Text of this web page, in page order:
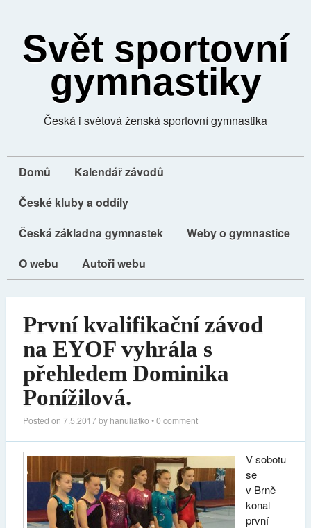
Svět sportovní
gymnastiky
Česká i světová ženská sportovní gymnastika
Domů
Kalendář závodů
České kluby a oddíly
Česká základna gymnastek
Weby o gymnastice
O webu
Autoři webu
První kvalifikační závod
na EYOF vyhrála s
přehledem Dominika
Ponížilová.
Posted on 7.5.2017by hanuliatko •0 comment
V sobotu
se
v Brně
konal
první